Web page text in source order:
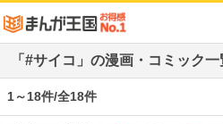
「#サイコ」の漫画・コミック一
1～18件/全18件